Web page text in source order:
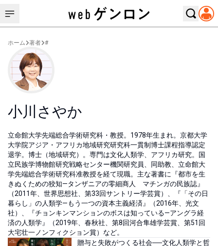
ホーム 著者 #
小川さやか
立命館大学先端総合学術研究科・教授。1978年生まれ。京都大学
大学院アジア・アフリカ地域研究研究科一貫制博士課程指導認定
退学。博士（地域研究）。専門は文化人類学、アフリカ研究。国
立民族学博物館研究戦略センター機関研究員、同助教、立命館大
学先端総合学術研究科准教授を経て現職。主な著書に『都市を生
きぬくための狡知—タンザニアの零細商人 マチンガの民族誌』
（2011年、世界思想社、第33回サントリー学芸賞）、『「その日
暮らし」の人類学—もう一つの資本主義経済』（2016年、光文
社）、『チョンキンマンションのボスは知っている—アングラ経
済の人類学』（2019年、春秋社、第8回河合隼雄学芸賞、第51回
大宅壮一ノンフィクション賞）など。
贈与と失敗がつくる社会──文化人類学と哲